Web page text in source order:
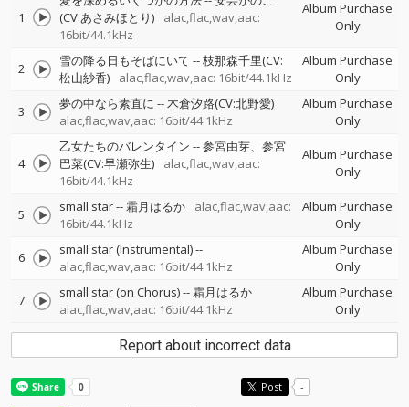
1
(CV:あさみほとり)
alac,flac,wav,aac:
16bit/44.1kHz
Album Purchase
Only
2 雪の降る日もそばにいて --枝那森千里(CV:
松山紗香)
alac,flac,wav,aac: 16bit/44.1kHz
Album Purchase
Only
3 夢の中なら素直に --木倉汐路(CV:北野愛)
alac,flac,wav,aac: 16bit/44.1kHz
Album Purchase
Only
4
乙女たちのバレンタイン --参宮由芽、参宮
巴菜(CV:早瀬弥生)
alac,flac,wav,aac:
16bit/44.1kHz
Album Purchase
Only
5 small star--霜月はるか
alac,flac,wav,aac:
16bit/44.1kHz
Album Purchase
Only
6 small star (Instrumental)--
alac,flac,wav,aac: 16bit/44.1kHz
Album Purchase
Only
7 small star (on Chorus)--霜月はるか
alac,flac,wav,aac: 16bit/44.1kHz
Album Purchase
Only
Report about incorrect data
Post -